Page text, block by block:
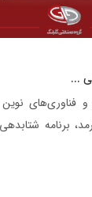
...
فناوری‌های
برنامه